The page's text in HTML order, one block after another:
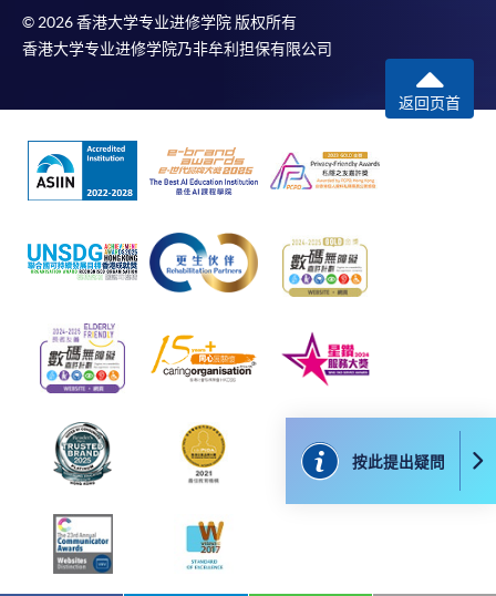
項，退款將直接退還到支付款項時使用的信用卡戶
口。
除本學院網頁所列明的學費外，個別課程或有其他
額外收費，詳情請參閱有關之課程小冊子或聯絡有
關學科職員。
學費及學額不得轉讓他人。一經取錄，學員不得轉
讀其他課程，惟學院對特殊情況可酌情處理。轉讀
申請一經批准，學員須繳付每一項申請港幣120元
手續費。
學院對郵遞失誤而遺失的支票或本票、付款收據或
個人資料，概不負責。
若學員有意申請額外收據，請把填妥之申請表、貼
上足夠郵資的回郵信封、連同劃線支票交回本學
明「香港大學專業進修學院」。補發的學費收據通
常於課程完結後寄出。
按此提出疑問
折
© 2026 香港大学专业进修学院 版权所有
香港大学专业进修学院乃非牟利担保有限公司
返回页首